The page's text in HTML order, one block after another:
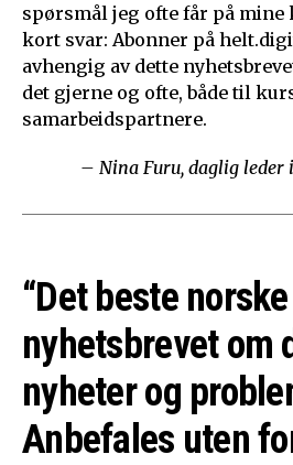
spørsmål jeg ofte får på mine
kort svar: Abonner på
avhengig av dette
det gjerne og ofte, både til
samarbeidspartnere.
– Nina Furu, daglig leder
“Det beste norske
nyhetsbrevet om
nyheter og
Anbefales uten